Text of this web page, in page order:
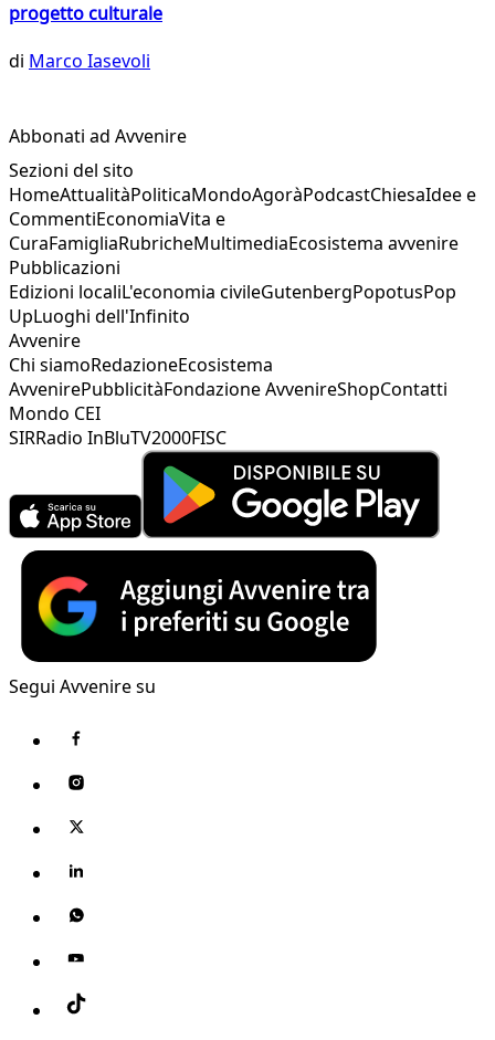
progetto culturale
di Marco Iasevoli
Abbonati ad Avvenire
Sezioni del sito
HomeAttualitàPoliticaMondoAgoràPodcastChiesaIdee e
CommentiEconomiaVita e
CuraFamigliaRubricheMultimediaEcosistema avvenire
Pubblicazioni
Edizioni localiL'economia civileGutenbergPopotusPop
UpLuoghi dell'Infinito
Avvenire
Chi siamoRedazioneEcosistema
AvvenirePubblicitàFondazione AvvenireShopContatti
Mondo CEI
SIRRadio InBluTV2000FISC
Segui Avvenire su